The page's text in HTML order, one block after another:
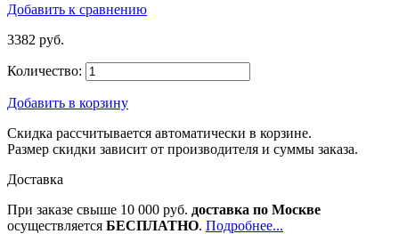
Добавить к сравнению
3382 руб.
Количество:
Добавить в корзину
Скидка рассчитывается автоматически в корзине.
Размер скидки зависит от производителя и суммы заказа.
Доставка
При заказе свыше 10 000 руб. доставка по Москве
осуществляется БЕСПЛАТНО. Подробнее...